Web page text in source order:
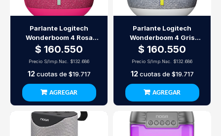
Parlante Logitech
Wonderboom 4 Rosa
Bluetooth
$ 160.550
Precio S/Imp.Nac. $132.686
12cuotas de $19.717
AGREGAR
Parlante Logitech
Wonderboom 4 Gris
Bluetooth
$ 160.550
Precio S/Imp.Nac. $132.686
12cuotas de $19.717
AGREGAR